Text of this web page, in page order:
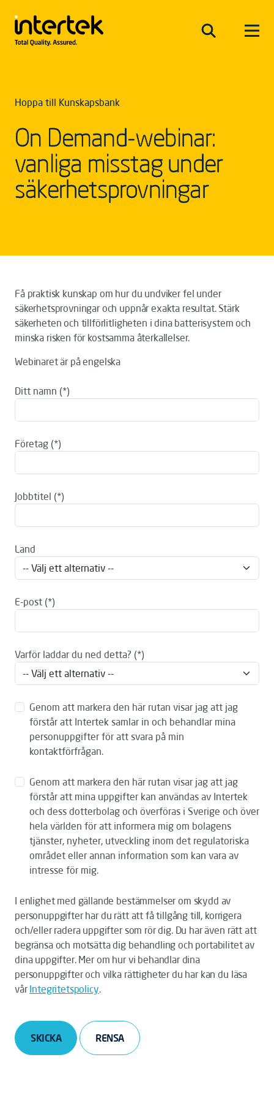
Hoppa till Kunskapsbank
On Demand-webinar:
vanliga misstag under
säkerhetsprovningar
Få praktisk kunskap om hur du undviker fel under
säkerhetsprovningaroch uppnår exakta resultat. Stärk
säkerheten och tillförlitligheten idina batterisystem och
minska risken för kostsamma återkallelser.
Webinaret är på engelska
Ditt namn
Företag
Jobbtitel
Land
E-post
Varför laddar du ned detta?
Genom att markera den här rutan visar jag att jag
förstår att Intertek samlar in och behandlar mina
personuppgifter för att svara på min
kontaktförfrågan.
Genom att markera den här rutan visar jag att jag
förstår att mina uppgifter kan användas av Intertek
och dess dotterbolag och överföras i Sverige och över
hela världen för att informera mig om bolagens
tjänster, nyheter, utveckling inom det regulatoriska
området eller annan information som kan vara av
intresse för mig.
I enlighet med gällande bestämmelser om skydd av
personuppgifter har du rätt att få tillgång till, korrigera
och/eller radera uppgifter som rör dig. Du har även rätt att
begränsa och motsätta dig behandling och portabilitet av
dina uppgifter. Mer om hur vi behandlar dina
personuppgifter och vilka rättigheter du har kan du läsa
vår Integritetspolicy.
SKICKA